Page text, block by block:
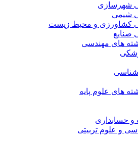
و محیط زیست
مهندسی
علوم پایه
علوم تربیتی